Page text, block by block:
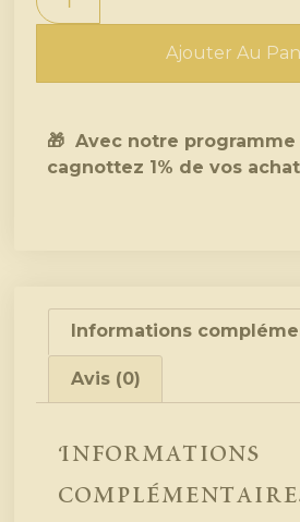
Ajouter Au
🎁 Avec notre
cagnottez 1% de vos
Informations
Avis (0)
Informations